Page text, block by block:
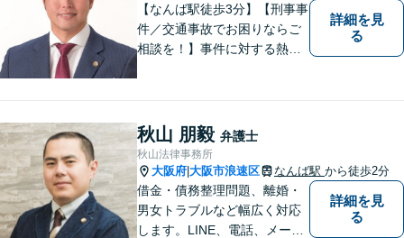
【なんば駅徒歩3分】【刑事事
件／交通事故でお困りならご
相談を！】事件に対する熱い
の弁護を大切にしておりま
す。【LINEやメールの問い合
わせ可】
詳細を見
る
秋山 朋毅 弁護士
秋山法律事務所
大阪府 大阪市浪速区 なんば駅 から徒歩2分
借金・債務整理問題、離婚・
男女トラブルなど幅広く対応
します。LINE、電話、メー
詳細を見
る